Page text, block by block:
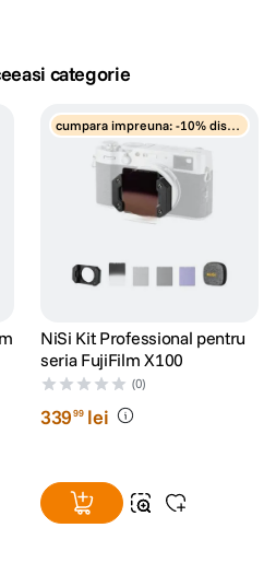
categorie
cumpara impreuna: -10% disco
NiSi Kit Professional pentru
seria FujiFilm X100
(0)
33999 lei